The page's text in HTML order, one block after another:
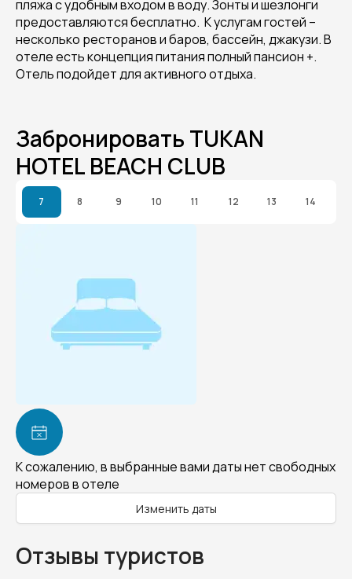
пляжа с удобным входом в воду. Зонты и шезлонги
предоставляются бесплатно. К услугам гостей –
несколько ресторанов и баров, бассейн, джакузи. В
отеле есть концепция питания полный пансион +.
Отель подойдет для активного отдыха.
Забронировать TUKAN
HOTEL BEACH CLUB
7 8 9 10 11 12 13 14
К сожалению, в выбранные вами даты нет свободных
номеров в отеле
Изменить даты
Отзывы туристов